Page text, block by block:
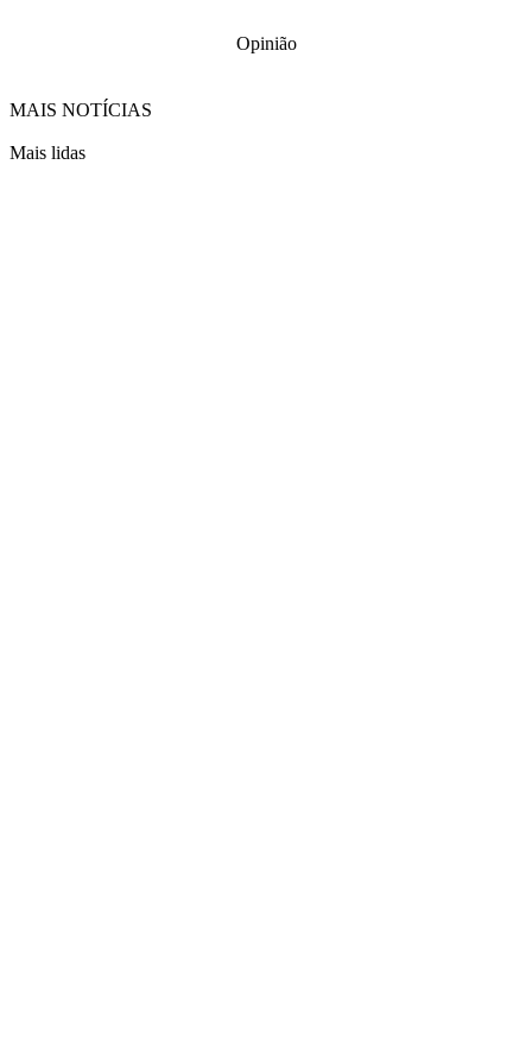
Opinião
MAIS NOTÍCIAS
Mais lidas